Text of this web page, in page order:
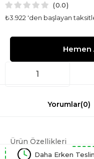
0.0
₺3.922 'den başlayan
Yorumlar(0)
Ürün Özellikleri
Daha Erken